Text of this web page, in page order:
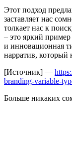
Этот подход
заставляет нас
толкает нас к
– это яркий
и инновационная
нарратив, который
[Источник] —
branding-variable-
Больше никаких